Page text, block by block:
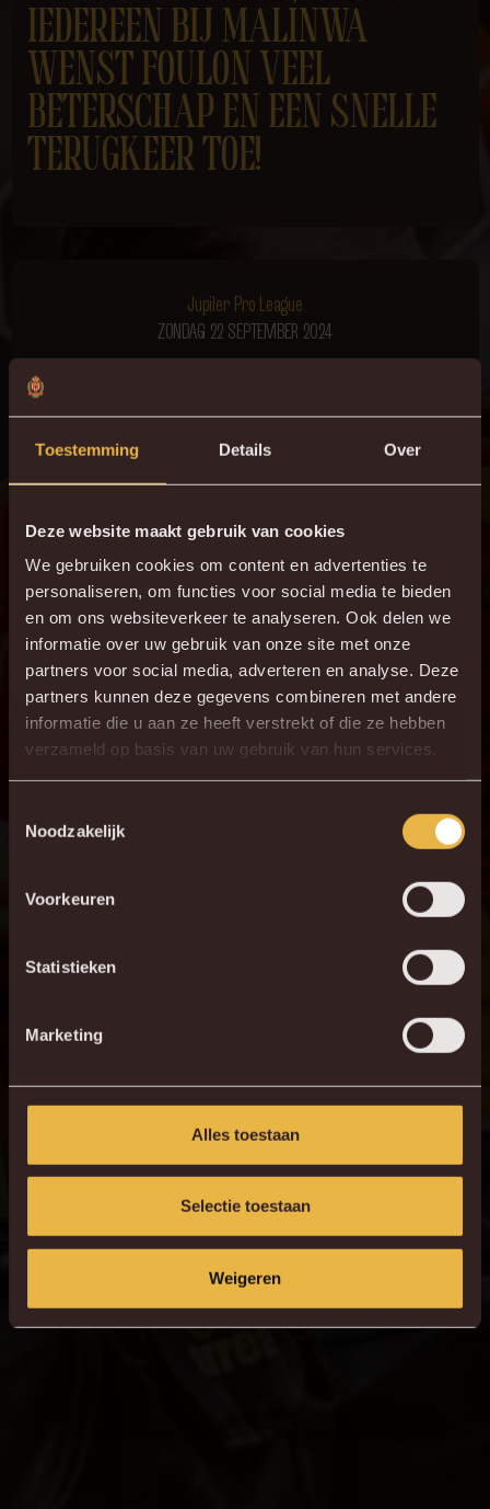
Toestemming Details Over
Deze website maakt gebruik van cookies
We gebruiken cookies om content en advertenties te
personaliseren, om functies voor social media te bieden
en om ons websiteverkeer te analyseren. Ook delen we
informatie over uw gebruik van onze site met onze
partners voor social media, adverteren en analyse. Deze
partners kunnen deze gegevens combineren met andere
informatie die u aan ze heeft verstrekt of die ze hebben
verzameld op basis van uw gebruik van hun services.
Noodzakelijk
Voorkeuren
Statistieken
Marketing
Alles toestaan
Selectie toestaan
Weigeren
IEDEREEN BIJ MALINWA
WENST FOULON VEEL
BETERSCHAP EN EEN SNELLE
TERUGKEER TOE!
Jupiler Pro League
ZONDAG 22 SEPTEMBER 2024
2 - 0
HERBELEEF DE MATCH